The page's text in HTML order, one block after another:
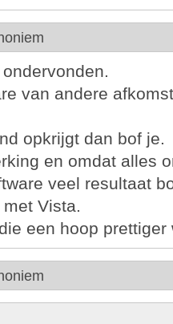
van andere
opkrijgt dan bof je.
en omdat alles
veel resultaat
Vista.
een hoop prettiger